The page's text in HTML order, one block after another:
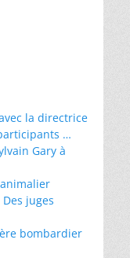
la directrice
…
Gary à
juges
bombardier